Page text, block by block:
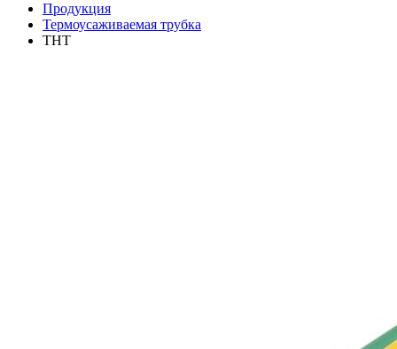
Продукция
Термоусаживаемая трубка
ТНТ